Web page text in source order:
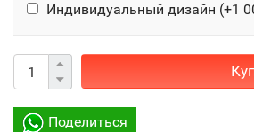
Индивидуальный дизайн (+1
Поделиться